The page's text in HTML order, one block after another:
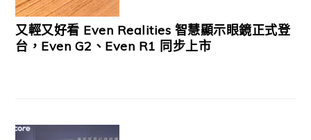
又輕又好看 Even Realities 智慧顯示眼鏡正式登
台，Even G2、Even R1 同步上市